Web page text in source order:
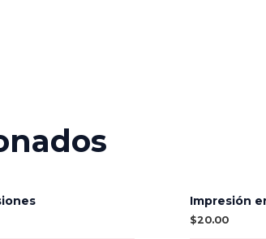
Impresión
$20.00